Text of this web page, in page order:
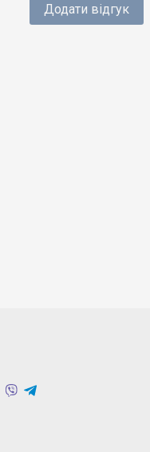
Додати відгук